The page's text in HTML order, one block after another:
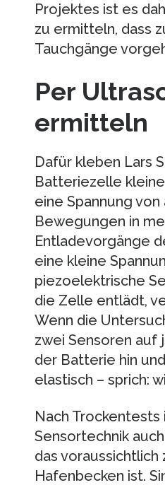
Projektes ist es
zu ermitteln, dass
Tauchgänge
Per
ermitteln
Dafür kleben Lars
Batteriezelle
eine Spannung
Bewegungen in
Entladevorgänge
eine kleine
piezoelektrische
die Zelle entlädt,
Wenn die
zwei Sensoren auf
der Batterie hin
elastisch – sprich:
Nach
Sensortechnik
das
Hafenbecken ist.